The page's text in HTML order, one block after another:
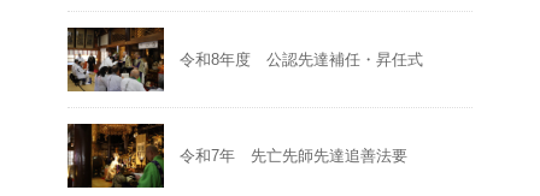
令和8年度 公認先達補任・昇任式
令和7年 先亡先師先達追善法要